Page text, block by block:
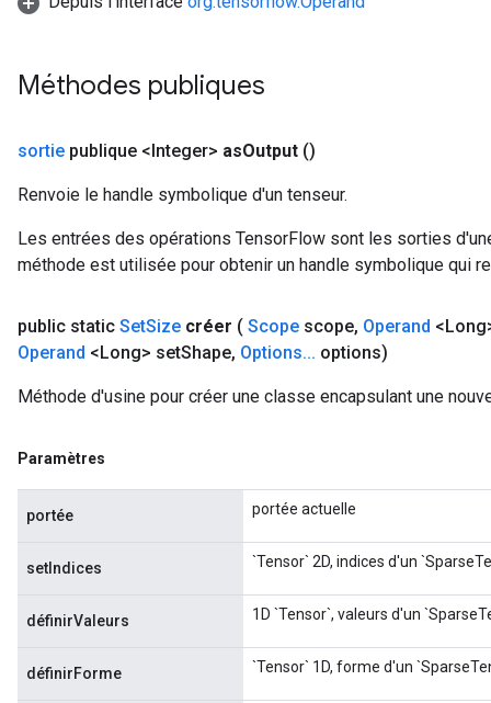
Méthodes publiques
sortie publique <Integer> asOutput ()
Renvoie le handle symbolique d'un tenseur.
Les entrées des opérations TensorFlow sont les sorties
méthode est utilisée pour obtenir un handle symbolique qui
public static SetSize créer ( Scope scope, Operand
Operand <Long> setShape, Options... options)
Méthode d'usine pour créer une classe encapsulant une
Paramètres
portée portée actuelle
setIndices `Tensor` 2D, indices d'un
définirValeurs 1D `Tensor`, valeurs d'un
définirForme `Tensor` 1D, forme d'un